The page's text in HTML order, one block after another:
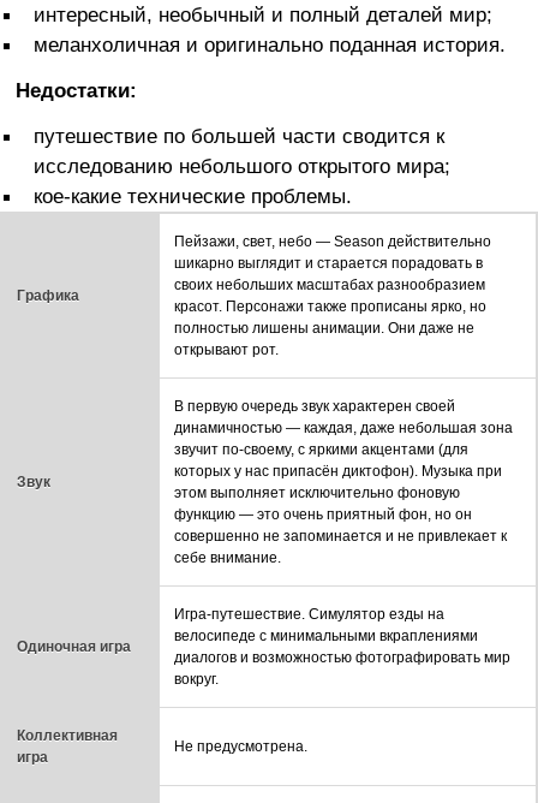
интересный, необычный и полный деталей мир;
меланхоличная и оригинально поданная история.
Недостатки:
путешествие по большей части сводится к
исследованию небольшого открытого мира;
кое-какие технические проблемы.
Графика
Пейзажи, свет, небо — Season действительно
шикарно выглядит и старается порадовать в
своих небольших масштабах разнообразием
красот. Персонажи также прописаны ярко, но
полностью лишены анимации. Они даже не
открывают рот.
Звук
В первую очередь звук характерен своей
динамичностью — каждая, даже небольшая зона
звучит по-своему, с яркими акцентами (для
которых у нас припасён диктофон). Музыка при
этом выполняет исключительно фоновую
функцию — это очень приятный фон, но он
совершенно не запоминается и не привлекает к
себе внимание.
Одиночная игра
Игра-путешествие. Симулятор езды на
велосипеде с минимальными вкраплениями
диалогов и возможностью фотографировать мир
вокруг.
Коллективная
игра
Не предусмотрена.